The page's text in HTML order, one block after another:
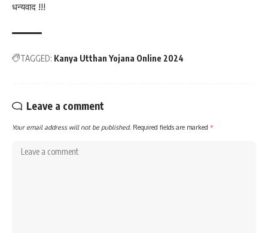
धन्यवाद !!!
TAGGED: Kanya Utthan Yojana Online 2024
Leave a comment
Your email address will not be published. Required fields are marked *